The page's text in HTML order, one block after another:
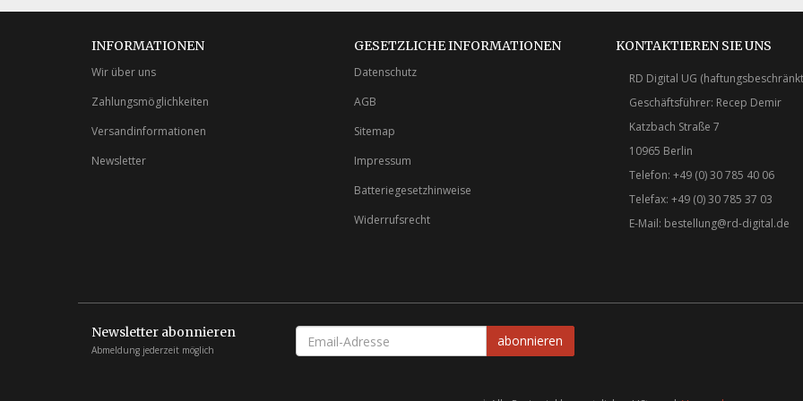
INFORMATIONEN
Wir über uns
Zahlungsmöglichkeiten
Versandinformationen
Newsletter
GESETZLICHE INFORMATIONEN
Datenschutz
AGB
Sitemap
Impressum
Batteriegesetzhinweise
Widerrufsrecht
KONTAKTIEREN SIE UNS
RD Digital UG
Geschäftsführer: Recep Demir
Katzbach Straße 7
10965 Berlin
Telefon: +49 (0) 30 785 40 06
Telefax: +49 (0) 30 785 37 03
E-Mail: bestellung@rd-digital.de
Newsletter abonnieren
Abmeldung jederzeit möglich
EMAIL-
ADRESSE
abonnieren